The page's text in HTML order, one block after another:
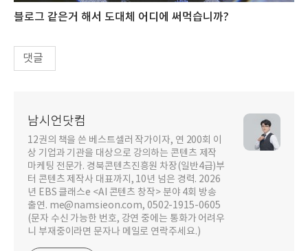
블로그 같은거 해서 도대체 어디에 써먹습니까?
댓글
남시언닷컴
12권의 책을 쓴 베스트셀러 작가이자, 연 200회 이
상 기업과 기관을 대상으로 강의하는 콘텐츠 제작
마케팅 전문가. 경북콘텐츠진흥원 차장(일반4급)부
터 콘텐츠 제작사 대표까지, 10년 넘은 경력. 2026
년 EBS 클래스e <AI 콘텐츠 창작> 분야 4회 방송
출연. me@namsieon.com, 0502-1915-0605
(문자 수신 가능한 번호, 강연 중에는 통화가 어려우
니 부재중이라면 문자나 메일로 연락주세요.)